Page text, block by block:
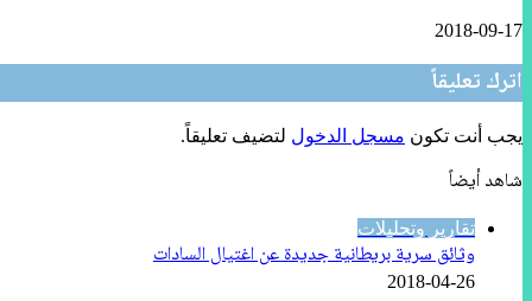
2018-09-17
اترك تعليقاً
يجب أنت تكون مسجل الدخول لتضيف تعليقاً.
شاهد أيضاً
تقارير وتحليلات
وثائق سرية بريطانية جديدة عن اغتيال السادات
2018-04-26